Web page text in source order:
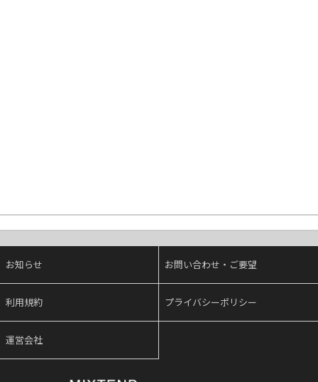
お知らせ お問い合わせ・ご要望
利用規約 プライバシーポリシー
運営会社